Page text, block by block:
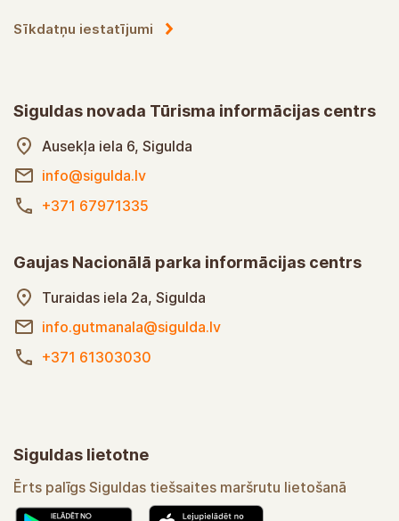
Sīkdatņu iestatījumi
Siguldas novada Tūrisma informācijas centrs
Ausekļa iela 6, Sigulda
info@sigulda.lv
+371 67971335
Gaujas Nacionālā parka informācijas centrs
Turaidas iela 2a, Sigulda
info.gutmanala@sigulda.lv
+371 61303030
Siguldas lietotne
Ērts palīgs Siguldas tiešsaites maršrutu lietošanā